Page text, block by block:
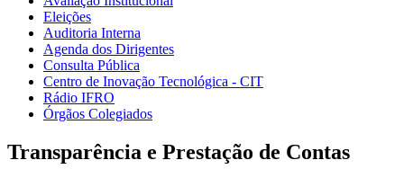
Eleições
Auditoria Interna
Agenda dos Dirigentes
Consulta Pública
Centro de Inovação Tecnológica - CIT
Rádio IFRO
Órgãos Colegiados
Transparência e Prestação de Contas